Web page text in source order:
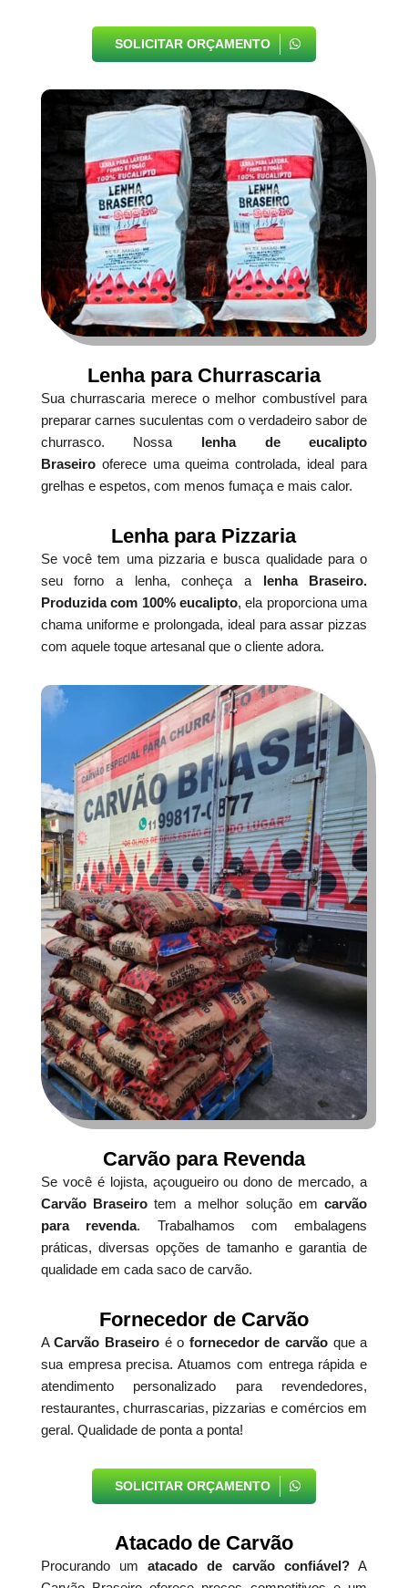
SOLICITAR ORÇAMENTO
Lenha para Churrascaria
Sua churrascaria merece o melhor combustível para
preparar carnes suculentas com o verdadeiro sabor de
churrasco. Nossa lenha de eucalipto
Braseirooferece uma queima controlada, ideal para
grelhas e espetos, com menos fumaça e mais calor.
Lenha para Pizzaria
Se você tem uma pizzaria e busca qualidade para o
seu forno a lenha, conheça a lenha Braseiro.
Produzida com 100% eucalipto, ela proporciona uma
chama uniforme e prolongada, ideal para assar pizzas
com aquele toque artesanal que o cliente adora.
Carvão para Revenda
Se você é lojista, açougueiro ou dono de mercado, a
Carvão Braseiro tem a melhor solução emcarvão
para revenda. Trabalhamos com embalagens
práticas, diversas opções de tamanho e garantia de
qualidade em cada saco de carvão.
Fornecedor de Carvão
ACarvão Braseiro é o fornecedor de carvão que a
sua empresa precisa. Atuamos com entrega rápida e
atendimento personalizado para revendedores,
restaurantes, churrascarias, pizzarias e comércios em
geral. Qualidade de ponta a ponta!
SOLICITAR ORÇAMENTO
Atacado de Carvão
Procurando umatacado de carvão confiável?A